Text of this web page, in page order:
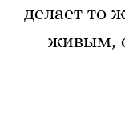
делает то
живым,